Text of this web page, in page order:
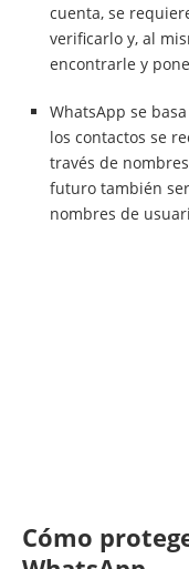
cuenta, se
verificarlo y, al
encontrarle y
WhatsApp se
los contactos se
través de
futuro también
nombres de
Cómo